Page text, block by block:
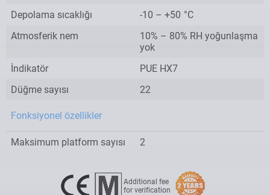
Depolama sıcaklığı
-10 – +50 °C
Atmosferik nem
10% – 80% RH yoğunlaşma
yok
İndikatör
PUE HX7
Düğme sayısı
22
Fonksiyonel özellikler
Maksimum platform sayısı 2
Additional fee
for verification